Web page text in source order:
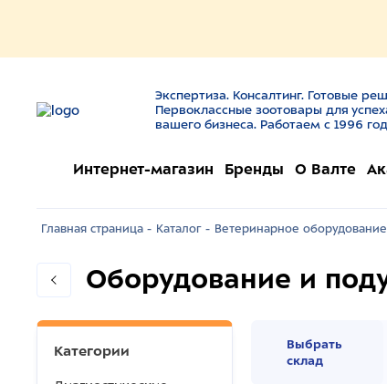
Экспертиза. Консалтинг. Готовые
Первоклассные зоотовары для
вашего бизнеса. Работаем с 1996
Интернет-магазин Бренды О Валте
Главная страница - Каталог - Ветеринарное
Оборудование и
Категории
Выбрать
склад